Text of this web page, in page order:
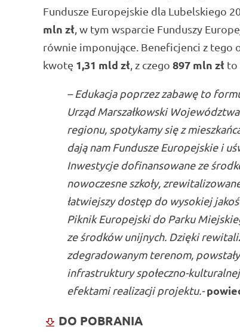
Fundusze Europejskie dla Lubelskiego
mln zł , w tym wsparcie Funduszy
równie imponujące. Beneficjenci z tego
kwotę 1,31 mld zł , z czego 897 mln zł to
– Edukacja poprzez zabawę to
Urząd Marszałkowski
regionu, spotykamy się z
dają nam Fundusze Europejskie i
Inwestycje dofinansowane ze
nowoczesne szkoły,
łatwiejszy dostęp do wysokiej
Piknik Europejski do Parku
ze środków unijnych. Dzięki
zdegradowanym terenom,
infrastruktury społeczno-
efektami realizacji projektu.-
DO POBRANIA